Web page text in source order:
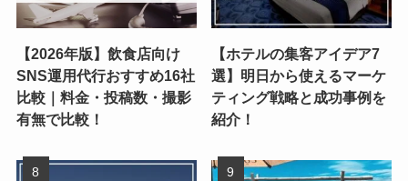
【2026年版】飲食店向け
SNS運用代行おすすめ16社
比較｜料金・投稿数・撮影
有無で比較！
【ホテルの集客アイデア7
選】明日から使えるマーケ
ティング戦略と成功事例を
紹介！